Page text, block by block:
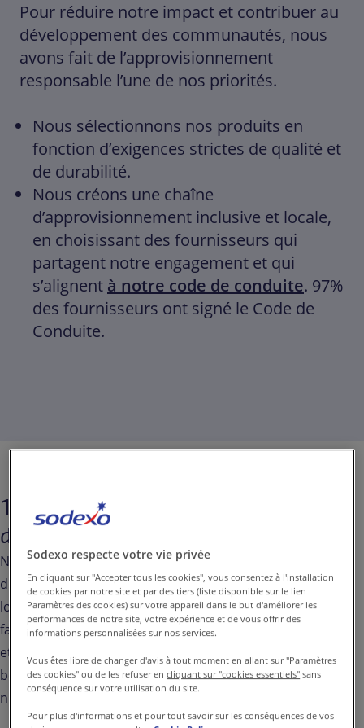
Pour réduire notre impact et contribuer au
développement des communautés, nous
avons fait de l’approvisionnement
responsable l’une de nos priorités.
Nous sélectionnons nos produits en
fonction d’exigences strictes de qualité et
de durabilité.
Nous créons une chaîne
d’approvisionnement inclusive et locale,
en choisissant des fournisseurs qui
partagent notre engagement et qui
s’alignent à notre code de conduite. 97%
des fournisseurs ont signé le Code de
Conduite.
1. Le choix de produits locaux et
de saison
Nous assumons notre rôle dans la vie économique
du pays. Cela signifie défendre les producteurs
locaux et les produits de la région. En Belgique, nous
favorisons un prix juste pour les produits nationaux
et proposons une large gamme de produits d’origine
belge via de nombreux partenaires répartis sur deux
niveaux :
Sodexo respecte votre vie privée
En cliquant sur "Accepter tous les cookies", vous consentez à l'installation
de cookies par notre site et par des tiers (liste disponible sur le lien
Paramètres des cookies) sur votre appareil dans le but d'améliorer les
performances de notre site, votre expérience et de vous offrir des
informations personnalisées sur nos services.
Vous êtes libre de changer d'avis à tout moment en allant sur "Paramètres
des cookies" ou de les refuser encliquant sur "cookies essentiels" sans
conséquence sur votre utilisation du site.
Pour plus d'informations et pour tout savoir sur les conséquences de vos